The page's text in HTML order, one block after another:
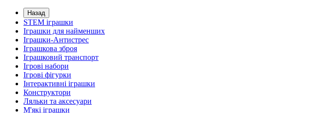
Назад
STEM іграшки
Іграшки для найменших
Іграшки-Антистрес
Іграшкова зброя
Іграшковий транспорт
Ігрові набори
Ігрові фігурки
Інтерактивні іграшки
Конструктори
Ляльки та аксесуари
М'які іграшки